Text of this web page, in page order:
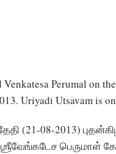
Perumal on
Uriyadi Utsavam is
(21-08-2013)
பெருமாள்